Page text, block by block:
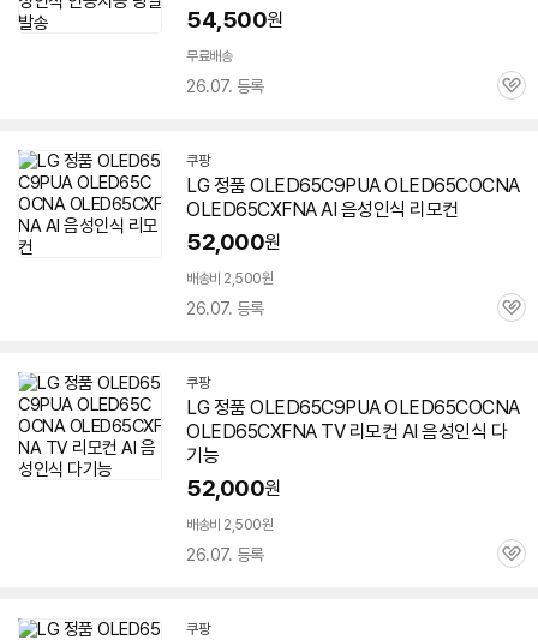
54,500원
무료배송
26.07. 등록
관
쿠팡
LG 정품 OLED65C9PUA OLED65COCNA
OLED65CXFNA AI 음성인식 리모컨
52,000원
배송비 2,500원
26.07. 등록
관
쿠팡
LG 정품 OLED65C9PUA OLED65COCNA
OLED65CXFNA TV 리모컨 AI 음성인식 다
기능
52,000원
배송비 2,500원
26.07. 등록
관
쿠팡